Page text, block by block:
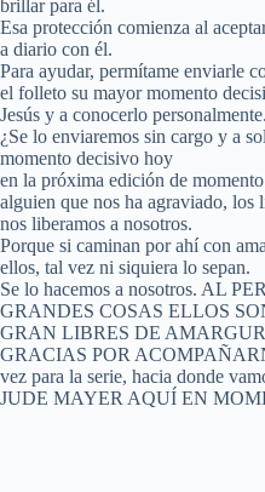
brillar para él.
Esa protección comienza al
a diario con él.
Para ayudar, permítame enviarle
el folleto su mayor momento
Jesús y a conocerlo personalmente.
¿Se lo enviaremos sin cargo y a
momento decisivo hoy
en la próxima edición de
alguien que nos ha agraviado, los
nos liberamos a nosotros.
Porque si caminan por ahí con
ellos, tal vez ni siquiera lo sepan.
Se lo hacemos a nosotros. AL
GRANDES COSAS ELLOS
GRAN LIBRES DE
GRACIAS POR
vez para la serie, hacia donde
JUDE MAYER AQUÍ EN